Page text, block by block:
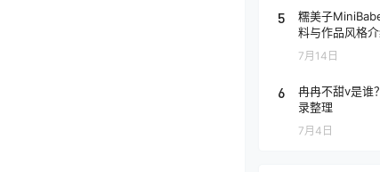
5
糯美子
料与作品风格
7月14日
6
冉冉不甜v是谁
录整理
7月4日